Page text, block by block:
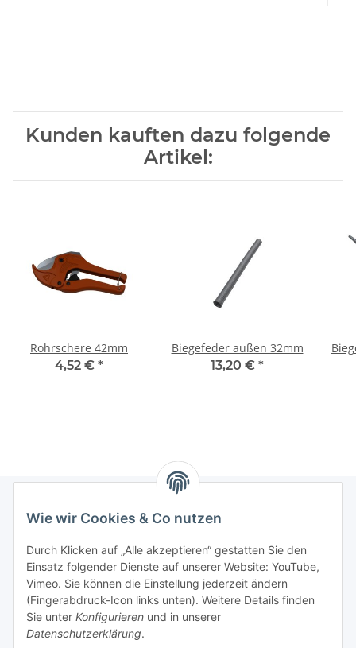
Wie wir Cookies & Co nutzen
Durch Klicken auf „Alle akzeptieren“ gestatten Sie den
Einsatz folgender Dienste auf unserer Website: YouTube,
Vimeo. Sie können die Einstellung jederzeit ändern
(Fingerabdruck-Icon links unten). Weitere Details finden
Sie unter Konfigurieren und in unserer
Datenschutzerklärung.
Kunden kauften dazu folgende
Artikel:
Rohrschere 42mm
4,52 € *
Biegefeder außen 32mm
13,20 € *
Gesetzliche Informationen
Starke Marken